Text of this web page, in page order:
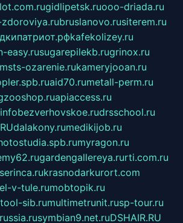
gidlipetsk.ruooo-driada.ru
bruslanovo.rusiterem.ru
kafekolizey.ru
easy.rusugarepilekb.rugrinox.ru
msts-ozarenie.rukameryjooan.ru
aid70.rumetall-perm.ru
apiaccess.ru
bezverhovskoe.rudrsschool.ru
dalakony.rumedikijob.ru
myragon.ru
gardengallereya.rurti.com.ru
krasnodarkurort.com
v-tule.rumobtopik.ru
tool-sib.rumultimetrunit.rusp-tour.ru
symbian9.net.ruDSHAIR.RU